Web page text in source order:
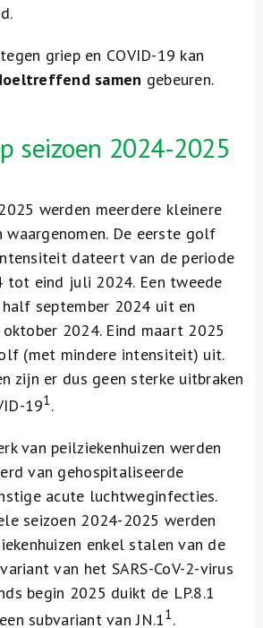
griep en COVID-19 kan
samen gebeuren.
seizoen 2024-2025
werden meerdere kleinere
waargenomen. De eerste golf
dateert van de periode
tot eind juli 2024. Een tweede
september 2024 uit en
2024. Eind maart 2025
(met mindere intensiteit) uit.
zijn er dus geen sterke uitbraken
191.
van peilziekenhuizen werden
van gehospitaliseerde
acute luchtweginfecties.
seizoen 2024-2025 werden
enkel stalen van de
van het SARS-CoV-2-virus
begin 2025 duikt de LP.8.1
subvariant van JN.11.